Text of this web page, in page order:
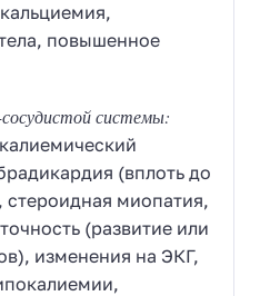
повышенное
системы:
(вплоть до
стероидная миопатия,
(развитие или
изменения на ЭКГ,